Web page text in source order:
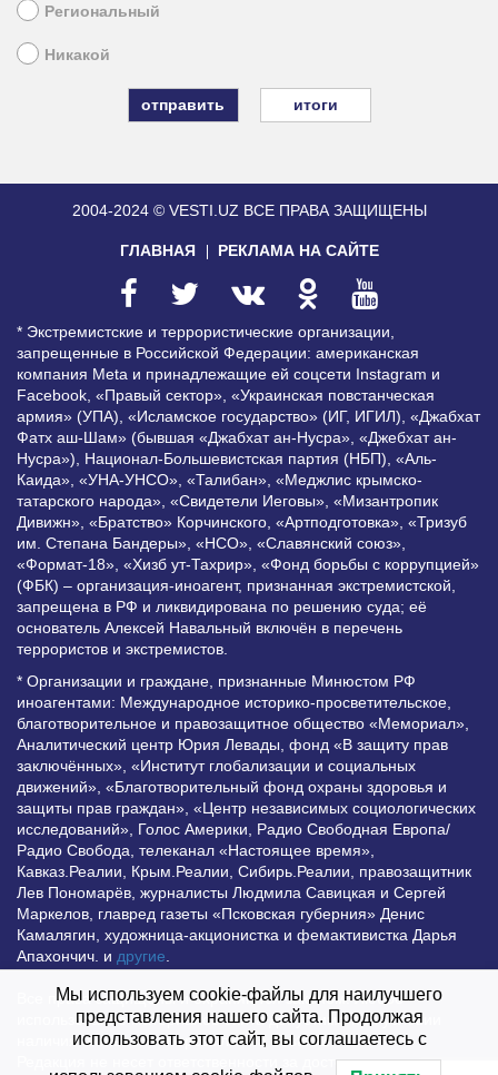
Региональный
Никакой
итоги
2004-2024 © VESTI.UZ ВСЕ ПРАВА ЗАЩИЩЕНЫ
ГЛАВНАЯ РЕКЛАМА НА САЙТЕ
* Экстремистские и террористические организации,
запрещенные в Российской Федерации: американская
компания Meta и принадлежащие ей соцсети Instagram и
Facebook, «Правый сектор», «Украинская повстанческая
армия» (УПА), «Исламское государство» (ИГ, ИГИЛ), «Джабхат
Фатх аш-Шам» (бывшая «Джабхат ан-Нусра», «Джебхат ан-
Нусра»), Национал-Большевистская партия (НБП), «Аль-
Каида», «УНА-УНСО», «Талибан», «Меджлис крымско-
татарского народа», «Свидетели Иеговы», «Мизантропик
Дивижн», «Братство» Корчинского, «Артподготовка», «Тризуб
им. Степана Бандеры», «НСО», «Славянский союз»,
«Формат-18», «Хизб ут-Тахрир», «Фонд борьбы с коррупцией»
(ФБК) – организация-иноагент, признанная экстремистской,
запрещена в РФ и ликвидирована по решению суда; её
основатель Алексей Навальный включён в перечень
террористов и экстремистов.
* Организации и граждане, признанные Минюстом РФ
иноагентами: Международное историко-просветительское,
благотворительное и правозащитное общество «Мемориал»,
Аналитический центр Юрия Левады, фонд «В защиту прав
заключённых», «Институт глобализации и социальных
движений», «Благотворительный фонд охраны здоровья и
защиты прав граждан», «Центр независимых социологических
исследований», Голос Америки, Радио Свободная Европа/
Радио Свобода, телеканал «Настоящее время»,
Кавказ.Реалии, Крым.Реалии, Сибирь.Реалии, правозащитник
Лев Пономарёв, журналисты Людмила Савицкая и Сергей
Маркелов, главред газеты «Псковская губерния» Денис
Камалягин, художница-акционистка и фемактивистка Дарья
Апахончич. и другие
Все права защищены и охраняются законом. Любое
использование материалов сайта допустимо при условии
наличия активной гиперссылки на Vesti.UZ.
Редакция не несет ответственности за достоверность
Мы используем cookie-файлы для наилучшего
представления нашего сайта. Продолжая
использовать этот сайт, вы соглашаетесь с